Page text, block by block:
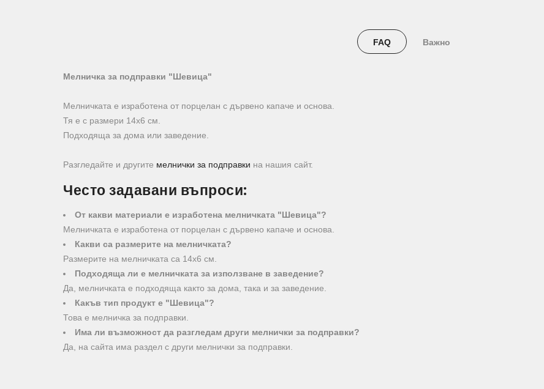
FAQ Важно
Мелничка за подправки "Шевица"
Мелничката е изработена от порцелан с дървено капаче и основа.
Тя е с размери 14х6 см.
Подходяща за дома или заведение.
Разгледайте и другите мелнички за подправки на нашия сайт.
Често задавани въпроси:
От какви материали е изработена мелничката "Шевица"?
Мелничката е изработена от порцелан с дървено капаче и основа.
Какви са размерите на мелничката?
Размерите на мелничката са 14х6 см.
Подходяща ли е мелничката за използване в заведение?
Да, мелничката е подходяща както за дома, така и за заведение.
Какъв тип продукт е "Шевица"?
Това е мелничка за подправки.
Има ли възможност да разгледам други мелнички за подправки?
Да, на сайта има раздел с други мелнички за подправки.